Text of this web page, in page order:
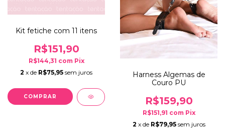
Kit fetiche com 11 itens
R$151,90
R$144,31 com Pix
2 x de R$75,95 sem juros
Harness Algemas de
Couro PU
R$159,90
R$151,91 com Pix
2 x de R$79,95 sem juros